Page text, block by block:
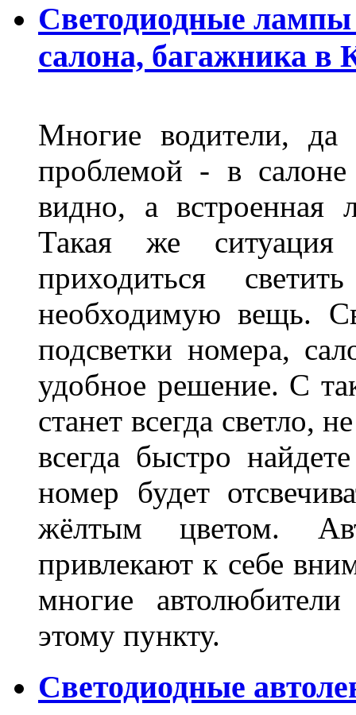
Светодиодные лампы
салона, багажника в
Многие водители, да
проблемой - в
видно, а встроенная
Такая же
приходиться
необходимую вещь.
подсветки номера,
удобное решение. С
станет всегда светло,
всегда быстро
номер будет
жёлтым цветом.
привлекают к себе
многие
этому пункту.
Светодиодные